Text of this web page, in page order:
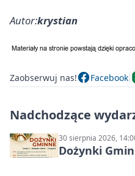
Autor:krystian
Zaobserwuj nas! Facebook
Nadchodzące
30 sierpnia 2026,
Dożynki